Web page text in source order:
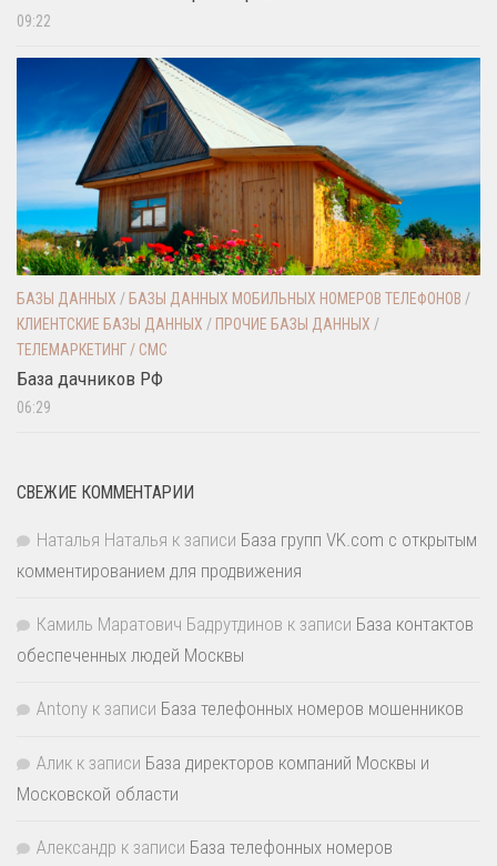
09:22
БАЗЫ ДАННЫХ / БАЗЫ ДАННЫХ МОБИЛЬНЫХ НОМЕРОВ ТЕЛЕФОНОВ /
КЛИЕНТСКИЕ БАЗЫ ДАННЫХ / ПРОЧИЕ БАЗЫ ДАННЫХ /
ТЕЛЕМАРКЕТИНГ / СМС
База дачников РФ
06:29
СВЕЖИЕ КОММЕНТАРИИ
Наталья Наталья к записи База групп VK.com с открытым
комментированием для продвижения
Камиль Маратович Бадрутдинов к записи База контактов
обеспеченных людей Москвы
Antony к записи База телефонных номеров мошенников
Алик к записи База директоров компаний Москвы и
Московской области
Александр к записи База телефонных номеров